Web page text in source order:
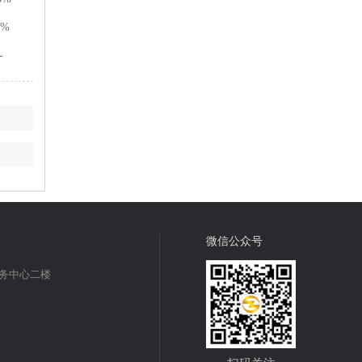
中心二楼
微信公众号